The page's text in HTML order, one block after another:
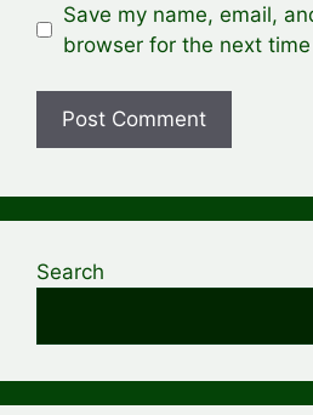
Save my name, email,
browser for the next
Search